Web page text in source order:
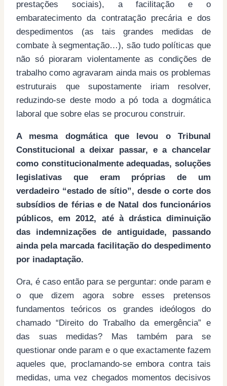
prestações sociais), a facilitação e o
embaratecimento da contratação precária e dos
despedimentos (as tais grandes medidas de
combate à segmentação…), são tudo políticas que
não só pioraram violentamente as condições de
trabalho como agravaram ainda mais os problemas
estruturais que supostamente iriam resolver,
reduzindo-se deste modo a pó toda a dogmática
laboral que sobre elas se procurou construir.
A mesma dogmática que levou o Tribunal
Constitucional a deixar passar, e a chancelar
como constitucionalmente adequadas, soluções
legislativas que eram próprias de um
verdadeiro “estado de sítio”, desde o corte dos
subsídios de férias e de Natal dos funcionários
públicos, em 2012, até à drástica diminuição
das indemnizações de antiguidade, passando
ainda pela marcada facilitação do despedimento
por inadaptação.
Ora, é caso então para se perguntar: onde param e
o que dizem agora sobre esses pretensos
fundamentos teóricos os grandes ideólogos do
chamado “Direito do Trabalho da emergência” e
das suas medidas? Mas também para se
questionar onde param e o que exactamente fazem
aqueles que, proclamando-se embora contra tais
medidas, uma vez chegados momentos decisivos